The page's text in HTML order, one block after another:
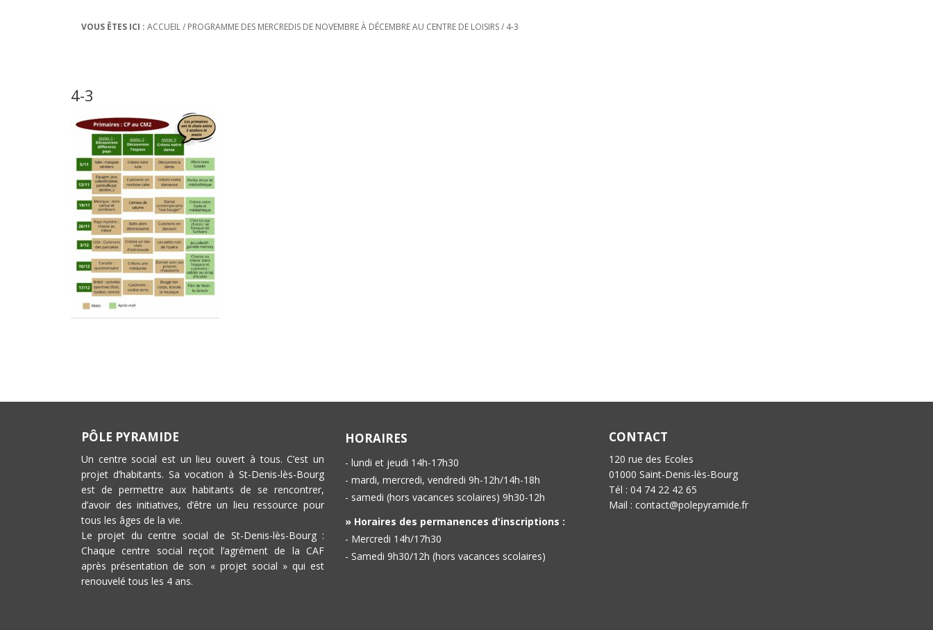
VOUS ÊTES ICI : ACCUEIL/ PROGRAMME DES MERCREDIS DE NOVEMBRE À DÉCEMBRE AU CENTRE DE LOISIRS/ 4-3
4-3
PÔLE PYRAMIDE
Un centre social est un lieu ouvert à tous. C’est un
projet d’habitants. Sa vocation à St-Denis-lès-Bourg
est de permettre aux habitants de se rencontrer,
d’avoir des initiatives, d’être un lieu ressource pour
tous les âges de la vie.
Le projet du centre social de St-Denis-lès-Bourg :
Chaque centre social reçoit l’agrément de la CAF
après présentation de son « projet social » qui est
renouvelé tous les 4 ans.
HORAIRES
- lundi et jeudi 14h-17h30
- mardi, mercredi, vendredi 9h-12h/14h-18h
- samedi (hors vacances scolaires) 9h30-12h
» Horaires des permanences d'inscriptions :
- Mercredi 14h/17h30
- Samedi 9h30/12h (hors vacances scolaires)
CONTACT
120 rue des Ecoles
01000 Saint-Denis-lès-Bourg
Tél : 04 74 22 42 65
Mail : contact@polepyramide.fr